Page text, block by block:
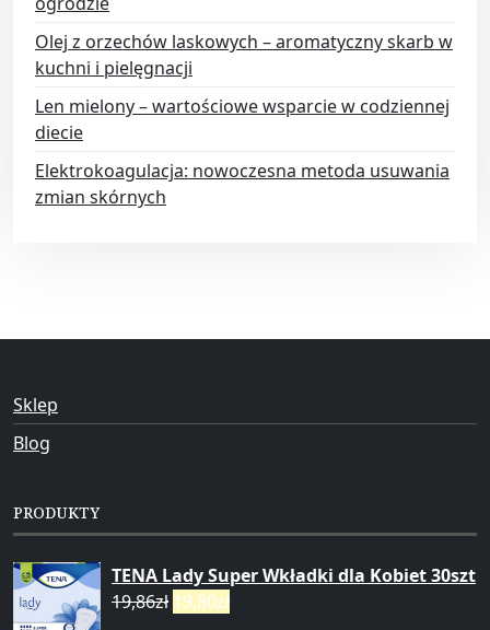
Olej z orzechów laskowych – aromatyczny skarb w
kuchni i pielęgnacji
Len mielony – wartościowe wsparcie w codziennej
diecie
Elektrokoagulacja: nowoczesna metoda usuwania
zmian skórnych
Sklep
Blog
PRODUKTY
TENA Lady Super Wkładki dla Kobiet 30szt
19,86zł 19,80zł